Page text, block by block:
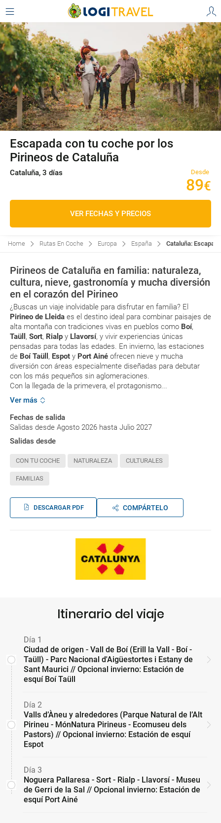
Escapada con tu coche por los
Pirineos de Cataluña
Cataluña, 3 días Desde
89€
VER FECHAS Y PRECIOS
Home Rutas En Coche Europa España Cataluña:
Pirineos de Cataluña en familia: naturaleza,
cultura, nieve, gastronomía y mucha diversión
en el corazón del Pirineo
¿Buscas un viaje inolvidable para disfrutar en familia? El
Pirineo de Lleida es el destino ideal para combinar paisajes de
alta montaña con tradiciones vivas en pueblos como Boí,
Taüll , Sort, Rialp y Llavorsí, y vivir experiencias únicas
pensadas para todas las edades. En invierno, las estaciones
de Boí Taüll , Espot y Port Ainé ofrecen nieve y mucha
diversión con áreas especialmente diseñadas para debutar
con los más pequeños sin aglomeraciones.
Con la llegada de la primevera, el protagonismo...
Ver más
Fechas de salida
Salidas desde Agosto 2026 hasta Julio 2027
Salidas desde
CON TU COCHE NATURALEZA CULTURALES
FAMILIAS
DESCARGAR PDF COMPÁRTELO
Itinerario del viaje
Día 1
Ciudad de origen - Vall de Boí (Erill la Vall - Boí -
Taüll) - Parc Nacional d'Aigüestortes i Estany de
Sant Maurici // Opcional invierno: Estación de
esquí Boí Taüll
Día 2
Valls d’Àneu y alrededores (Parque Natural de l’Alt
Pirineu - MónNatura Pirineus - Ecomuseu dels
Pastors) // Opcional invierno: Estación de esquí
Espot
Día 3
Noguera Pallaresa - Sort - Rialp - Llavorsí - Museu
de Gerri de la Sal // Opcional invierno: Estación de
esquí Port Ainé